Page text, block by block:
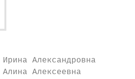
Александровна
Алексеевна